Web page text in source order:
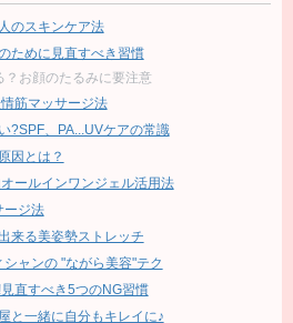
のスキンケア法
ために見直すべき習慣
？お顔のたるみに要注意
筋マッサージ法
?SPF、PA...UVケアの常識
因とは？
ールインワンジェル活用法
ージ法
来る美姿勢ストレッチ
ャンの "ながら美容"テク
直すべき5つのNG習慣
と一緒に自分もキレイに♪